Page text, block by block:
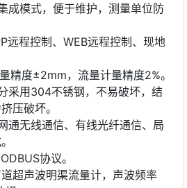
成模式，便于维护，测量单位防
远程控制、WEB远程控制、现地
精度±2mm，流量计量精度2%。
采用304不锈钢，不易破坏，结
压破坏。
通无线通信、有线光纤通信、局
协议。
超声波明渠流量计，声波频率